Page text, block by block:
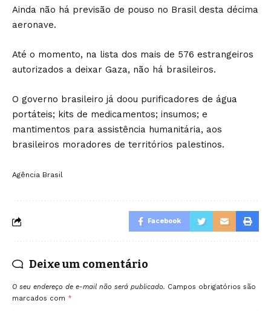
Ainda não há previsão de pouso no Brasil desta décima
aeronave.
Até o momento, na lista dos mais de 576 estrangeiros
autorizados a deixar Gaza, não há brasileiros.
O governo brasileiro já doou purificadores de água
portáteis; kits de medicamentos; insumos; e
mantimentos para assistência humanitária, aos
brasileiros moradores de territórios palestinos.
Agência Brasil
Facebook
Deixe um comentário
O seu endereço de e-mail não será publicado. Campos obrigatórios são
marcados com *